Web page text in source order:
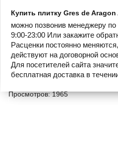
Купить плитку Gres de
можно позвонив менеджеру
9:00-23:00 Или закажите
Расценки постоянно
действуют на договорной
Для посетителей сайта
бесплатная доставка в
Просмотров: 1965